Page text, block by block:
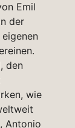
Emil
der
den
wie
Antonio